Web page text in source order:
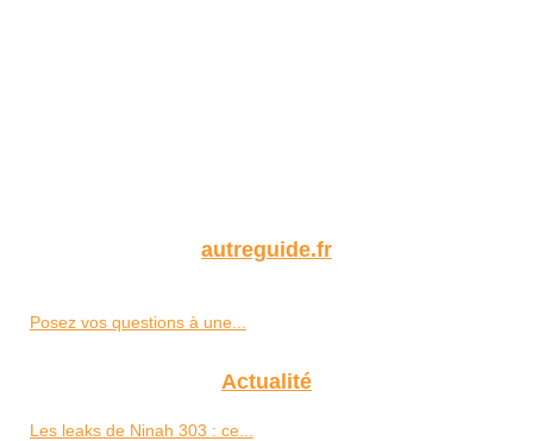
autreguide.fr
Posez vos questions à une...
Actualité
Les leaks de Ninah 303 : ce...